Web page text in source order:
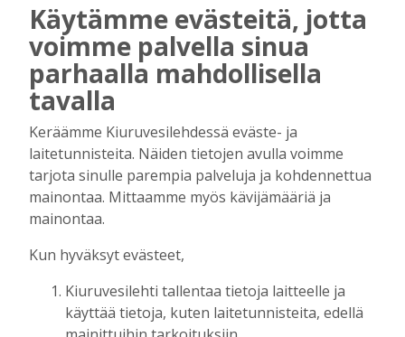
AIEMMIN AIHEESTA
Biokaasu, Hingunniemi, tiet,
rahoitusasiat, työllisyys, lääkäripula… –
ministeri Sari Essayahin kanssa piisasi
Tilaajille
OP Kaskimaan vakavaraisuus vahvistui –
korkotason muutos heijastui alkuvuoden
Käytämme evästeitä, jotta
voimme palvella sinua
parhaalla mahdollisella
tavalla
Keräämme Kiuruvesilehdessä eväste- ja
laitetunnisteita. Näiden tietojen avulla voimme
tarjota sinulle parempia palveluja ja kohdennettua
mainontaa. Mittaamme myös kävijämääriä ja
mainontaa.
Kun hyväksyt evästeet,
Kiuruvesilehti tallentaa tietoja laitteelle ja
käyttää tietoja, kuten laitetunnisteita, edellä